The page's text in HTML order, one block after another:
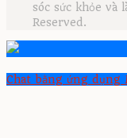
sóc sức khỏe và
Reserved.
Chat bằng ứng dụng